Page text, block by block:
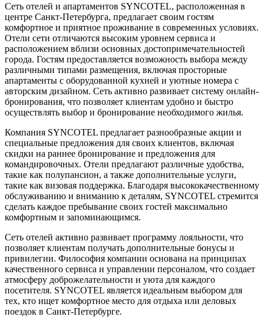
Сеть отелей и апартаментов SYNCOTEL, расположенная в
центре Санкт-Петербурга, предлагает своим гостям
комфортное и приятное проживание в современных условиях.
Отели сети отличаются высоким уровнем сервиса и
расположением вблизи основных достопримечательностей
города. Гостям предоставляется возможность выбора между
различными типами размещения, включая просторные
апартаменты с оборудованной кухней и уютные номера с
авторским дизайном. Сеть активно развивает систему онлайн-
бронирования, что позволяет клиентам удобно и быстро
осуществлять выбор и бронирование необходимого жилья.
Компания SYNCOTEL предлагает разнообразные акции и
специальные предложения для своих клиентов, включая
скидки на раннее бронирование и предложения для
командировочных. Отели предлагают различные удобства,
такие как полупансион, а также дополнительные услуги,
такие как визовая поддержка. Благодаря высококачественному
обслуживанию и вниманию к деталям, SYNCOTEL стремится
сделать каждое пребывание своих гостей максимально
комфортным и запоминающимся.
Сеть отелей активно развивает программу лояльности, что
позволяет клиентам получать дополнительные бонусы и
привилегии. Философия компании основана на принципах
качественного сервиса и управлении персоналом, что создает
атмосферу доброжелательности и уюта для каждого
посетителя. SYNCOTEL является идеальным выбором для
тех, кто ищет комфортное место для отдыха или деловых
поездок в Санкт-Петербурге.